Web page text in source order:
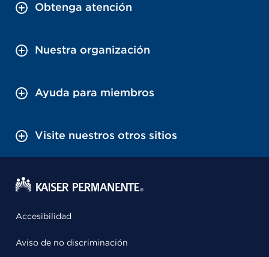
Obtenga atención
Nuestra organización
Ayuda para miembros
Visite nuestros otros sitios
Accesibilidad
Aviso de no discriminación